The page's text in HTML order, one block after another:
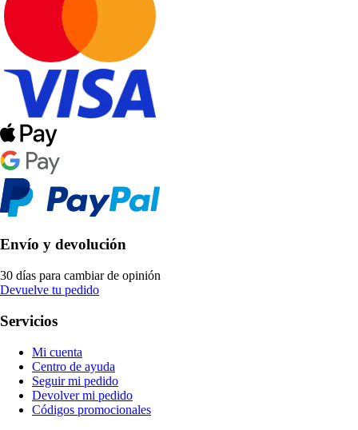
Envío y devolución
30 días para cambiar de opinión
Devuelve tu pedido
Servicios
Mi cuenta
Centro de ayuda
Seguir mi pedido
Devolver mi pedido
Códigos promocionales